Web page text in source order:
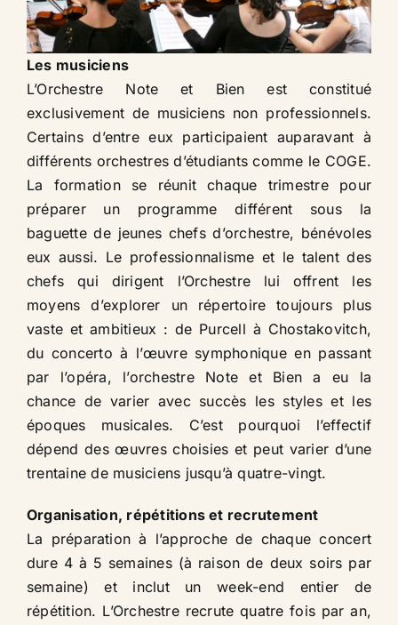
Les musiciens​
L’Orchestre Note et Bien est constitué
exclusivement de musiciens non professionnels.
Certains d’entre eux participaient auparavant à
différents orchestres d’étudiants comme le COGE.
La formation se réunit chaque trimestre pour
préparer un programme différent sous la
baguette de jeunes chefs d’orchestre, bénévoles
eux aussi. Le professionnalisme et le talent des
chefs qui dirigent l’Orchestre lui offrent les
moyens d’explorer un répertoire toujours plus
vaste et ambitieux : de Purcell à Chostakovitch,
du concerto à l’œuvre symphonique en passant
par l’opéra, l’orchestre Note et Bien a eu la
chance de varier avec succès les styles et les
époques musicales. C’est pourquoi l’effectif
dépend des œuvres choisies et peut varier d’une
trentaine de musiciens jusqu’à quatre-vingt.​
Organisation, répétitions et recrutement​
La préparation à l’approche de chaque concert
dure 4 à 5 semaines (à raison de deux soirs par
semaine) et inclut un week-end entier de
répétition. L’Orchestre recrute quatre fois par an,